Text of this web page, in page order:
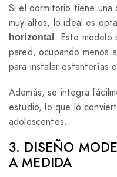
Si el dormitorio tiene una
muy altos, lo ideal es
horizontal . Este modelo
pared, ocupando menos
para instalar estanterías
Además, se integra
estudio, lo que lo
adolescentes.
3. DISEÑO
A MEDIDA